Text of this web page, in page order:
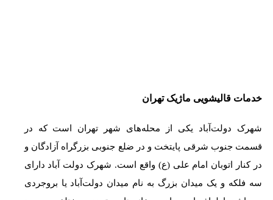
خدمات قالیشویی ماژیک تهران
شهرک دولت‌آباد یکی از محله‌های شهر تهران است که در
قسمت جنوب شرقی پایتخت و در ضلع جنوبی بزرگراه آزادگان و
در کنار اتوبان امام علی (ع) واقع است. شهرک دولت آباد دارای
سه فلکه و یک میدان بزرگ به نام میدان دولت‌آباد یا بروجردی